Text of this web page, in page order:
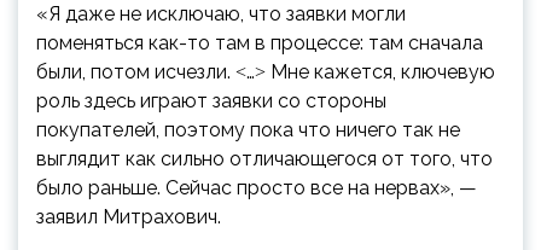
«Я даже не исключаю, что заявки могли
поменяться как-то там в процессе: там сначала
были, потом исчезли. ˂…˃ Мне кажется, ключевую
роль здесь играют заявки со стороны
покупателей, поэтому пока что ничего так не
выглядит как сильно отличающегося от того, что
было раньше. Сейчас просто все на нервах», —
заявил Митрахович.